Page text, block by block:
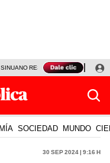
SINUANO RESULTADOS HOY
SOCIEDAD MUNDO
30 Sep 2024 | 9:16 h